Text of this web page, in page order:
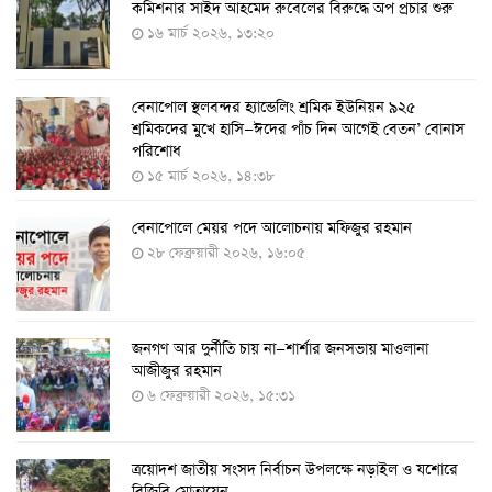
দেওয়া
৭ আগস্ট ২০২২, ১৩:৫৩
করোনায় ৫ জনের মৃত্যু, শনাক্ত ৬২৬
২৭ জুলাই ২০২২, ১৭:৩৮
দেশে করোনায় শনাক্তের সংখ্যা ২০ লাখ ছাড়াল
২১ জুলাই ২০২২, ১৭:৫৪
করোনায় একদিনে মৃত্যু ও শনাক্ত বেড়েছে
১৮ জুলাই ২০২২, ১৯:০৪
মঙ্গলবার ৭৫ লাখ মানুষ দ্বিতীয়-তৃতীয় ডোজ টিকা পাবেন
কমিশনার সাইদ আহমেদ রুবেলের বিরুদ্ধে অপ প্রচার শুরু
১৬ মার্চ ২০২৬, ১৩:২০
বেনাপোল স্থলবন্দর হ্যান্ডেলিং শ্রমিক ইউনিয়ন ৯২৫
শ্রমিকদের মুখে হাসি—ঈদের পাঁচ দিন আগেই বেতন’ বোনাস
পরিশোধ
১৫ মার্চ ২০২৬, ১৪:৩৮
বেনাপোলে মেয়র পদে আলোচনায় মফিজুর রহমান
২৮ ফেব্রুয়ারী ২০২৬, ১৬:০৫
জনগণ আর দুর্নীতি চায় না—শার্শার জনসভায় মাওলানা
আজীজুর রহমান
৬ ফেব্রুয়ারী ২০২৬, ১৫:৩১
ত্রয়োদশ জাতীয় সংসদ নির্বাচন উপলক্ষে নড়াইল ও যশোরে